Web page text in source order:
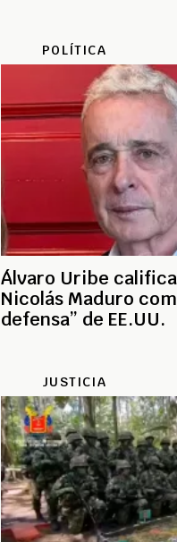
POLÍTICA
Álvaro Uribe
Nicolás Maduro
defensa” de EE.UU.
JUSTICIA